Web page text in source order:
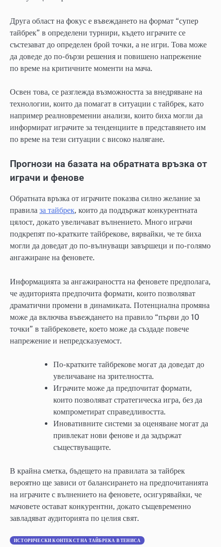
Друга област на фокус е въвеждането на формат “супер
тайбрек” в определени турнири, където играчите се
състезават до определен брой точки, а не игри. Това може
да доведе до по-бързи решения и повишено напрежение
по време на критичните моменти на мача.
Освен това, се разглежда възможността за внедряване на
технологии, които да помагат в ситуации с тайбрек, като
например реалновременни анализи, които биха могли да
информират играчите за тенденциите в представянето им
по време на тези ситуации с високо налягане.
Прогнози на базата на обратната връзка от
играчи и фенове
Обратната връзка от играчите показва силно желание за
правила за тайбрек, които да поддържат конкурентната
цялост, докато увеличават вълнението. Много играчи
подкрепят по-кратките тайбрекове, вярвайки, че те биха
могли да доведат до по-вълнуващи завършеци и по-голямо
ангажиране на феновете.
Информацията за ангажираността на феновете предполага,
че аудиторията предпочита формати, които позволяват
драматични промени в динамиката. Потенциална промяна
може да включва въвеждането на правило “първи до 10
точки” в тайбрековете, което може да създаде повече
напрежение и непредсказуемост.
По-кратките тайбрекове могат да доведат до
увеличаване на зрителността.
Играчите може да предпочитат формати,
които позволяват стратегическа игра, без да
компрометират справедливостта.
Иновативните системи за оценяване могат да
привлекат нови фенове и да задържат
съществуващите.
В крайна сметка, бъдещето на правилата за тайбрек
вероятно ще зависи от балансирането на предпочитанията
на играчите с вълнението на феновете, осигурявайки, че
мачовете остават конкурентни, докато същевременно
завладяват аудиторията по целия свят.
ИСТОРИЧЕСКИ КОНТЕКСТ НА ТАЙБРЕКА В ТЕНИСА